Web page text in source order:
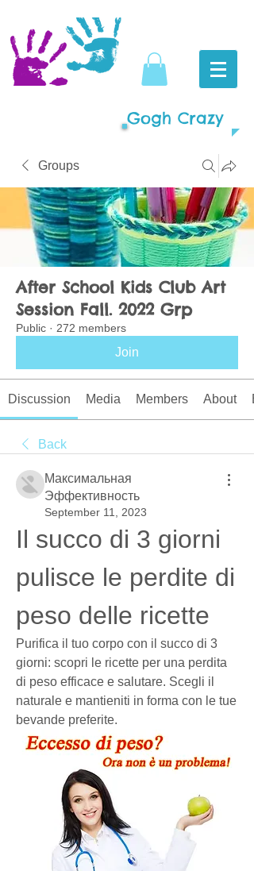
Gogh Crazy
Groups
After School Kids Club Art
Session Fall. 2022 Grp
Public · 272 members
Join
Discussion Media Members About
Back
Максимальная
Эффективность
September 11, 2023
Il succo di 3 giorni
pulisce le perdite di
peso delle ricette
Purifica il tuo corpo con il succo di 3
giorni: scopri le ricette per una perdita
di peso efficace e salutare. Scegli il
naturale e mantieniti in forma con le tue
bevande preferite.